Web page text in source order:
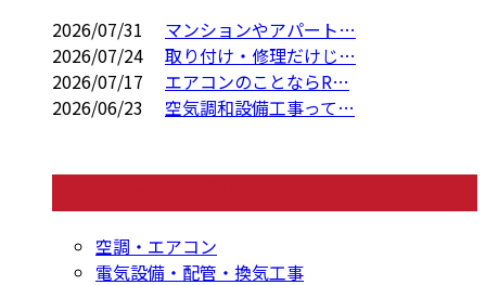
2026/07/31
マンションやアパート…
2026/07/24
取り付け・修理だけじ…
2026/07/17
エアコンのことならR…
2026/06/23
空気調和設備工事って…
空調・エアコン
電気設備・配管・換気工事